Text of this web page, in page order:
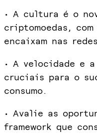
• A cultura é o
criptomoedas,
encaixam nas
• A velocidade e
cruciais para o
consumo.
• Avalie as
framework que